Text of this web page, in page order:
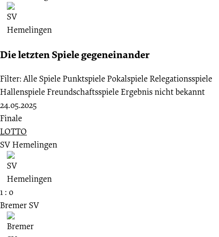
Die letzten Spiele gegeneinander
Filter: Alle SpielePunktspielePokalspieleRelegationsspiele
HallenspieleFreundschaftsspieleErgebnis nicht bekannt
24.05.2025
Finale
LOTTO
SV Hemelingen
1 : 0
Bremer SV